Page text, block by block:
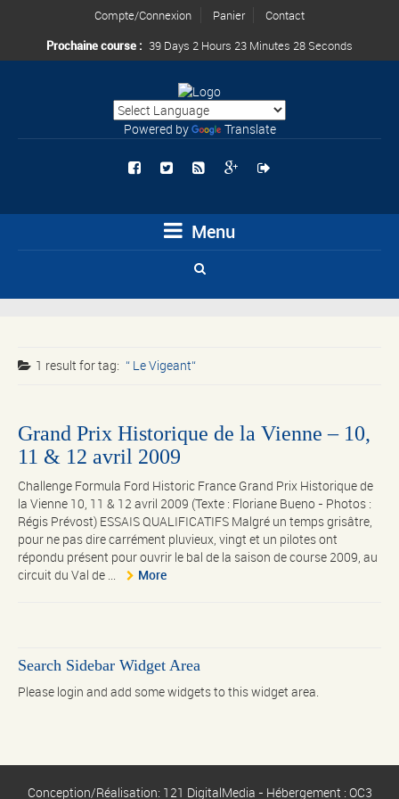
Compte/Connexion Panier
Contact
Prochaine course : 39 Days 2 Hours 23 Minutes 28 Seconds
Powered by Translate
Menu
1 result fortag: Le Vigeant
Grand Prix Historique de la Vienne – 10,
11 & 12 avril 2009
Challenge Formula Ford Historic France Grand Prix Historique de
la Vienne 10, 11 & 12 avril 2009 (Texte : Floriane Bueno - Photos :
Régis Prévost) ESSAIS QUALIFICATIFS Malgré un temps grisâtre,
pour ne pas dire carrément pluvieux, vingt et un pilotes ont
répondu présent pour ouvrir le bal de la saison de course 2009, au
circuit du Val de ...
More
Search Sidebar Widget Area
Please login and add some widgets to this widget area.
Conception/Réalisation: 121 DigitalMedia - Hébergement : OC3